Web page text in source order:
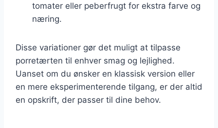
tomater eller peberfrugt for ekstra farve og
næring.
Disse variationer gør det muligt at tilpasse
porretærten til enhver smag og lejlighed.
Uanset om du ønsker en klassisk version eller
en mere eksperimenterende tilgang, er der altid
en opskrift, der passer til dine behov.